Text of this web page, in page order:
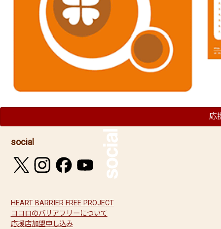
応
social
HEART BARRIER FREE PROJECT
ココロのバリアフリーについて
応援店加盟申し込み